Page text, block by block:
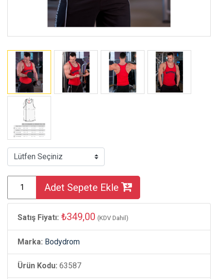
Adet Sepete Ekle
Satış Fiyatı: ₺349,00 (KDV Dahil)
Marka: Bodydrom
Ürün Kodu: 63587